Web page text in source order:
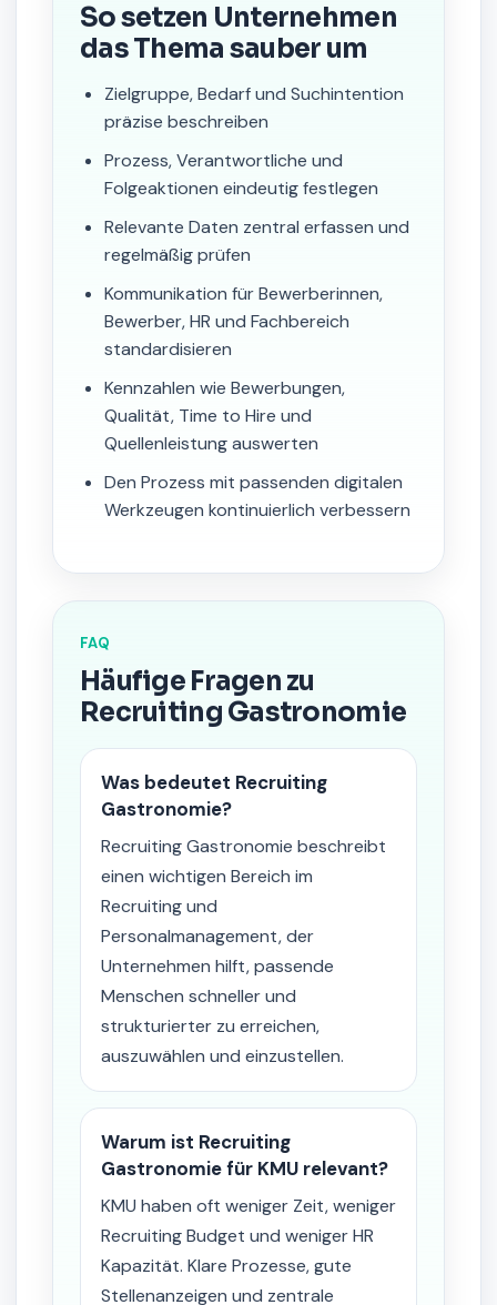
So setzen Unternehmen
das Thema sauber um
Zielgruppe, Bedarf und Suchintention
präzise beschreiben
Prozess, Verantwortliche und
Folgeaktionen eindeutig festlegen
Relevante Daten zentral erfassen und
regelmäßig prüfen
Kommunikation für Bewerberinnen,
Bewerber, HR und Fachbereich
standardisieren
Kennzahlen wie Bewerbungen,
Qualität, Time to Hire und
Quellenleistung auswerten
Den Prozess mit passenden digitalen
Werkzeugen kontinuierlich verbessern
FAQ
Häufige Fragen zu
Recruiting Gastronomie
Was bedeutet Recruiting
Gastronomie?
Recruiting Gastronomie beschreibt
einen wichtigen Bereich im
Recruiting und
Personalmanagement, der
Unternehmen hilft, passende
Menschen schneller und
strukturierter zu erreichen,
auszuwählen und einzustellen.
Warum ist Recruiting
Gastronomie für KMU relevant?
KMU haben oft weniger Zeit, weniger
Recruiting Budget und weniger HR
Kapazität. Klare Prozesse, gute
Stellenanzeigen und zentrale